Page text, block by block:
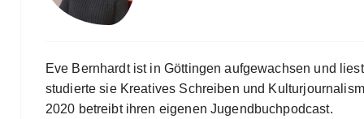
Eve Bernhardt ist in Göttingen aufgewachsen und
studierte sie Kreatives Schreiben und
2020 betreibt ihren eigenen Jugendbuchpodcast.